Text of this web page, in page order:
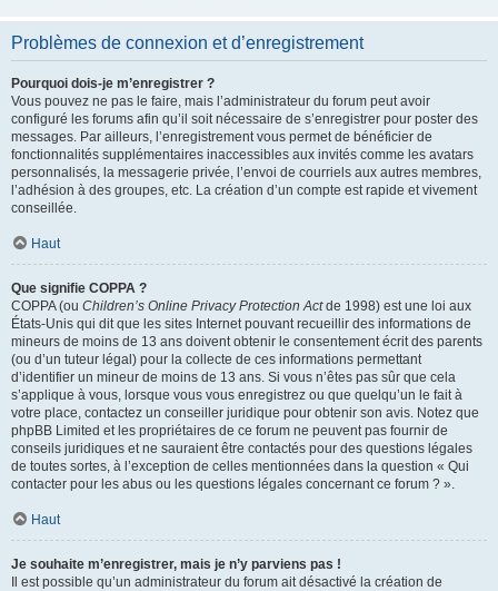
Problèmes de connexion et d’enregistrement
Pourquoi dois-je m’enregistrer ?
Vous pouvez ne pas le faire, mais l’administrateur du forum peut avoir
configuré les forums afin qu’il soit nécessaire de s’enregistrer pour poster des
messages. Par ailleurs, l’enregistrement vous permet de bénéficier de
fonctionnalités supplémentaires inaccessibles aux invités comme les avatars
personnalisés, la messagerie privée, l’envoi de courriels aux autres membres,
l’adhésion à des groupes, etc. La création d’un compte est rapide et vivement
conseillée.
Haut
Que signifie COPPA ?
COPPA (ou Children’s Online Privacy Protection Actde 1998) est une loi aux
États-Unis qui dit que les sites Internet pouvant recueillir des informations de
mineurs de moins de 13 ans doivent obtenir le consentement écrit des parents
(ou d’un tuteur légal) pour la collecte de ces informations permettant
d’identifier un mineur de moins de 13 ans. Si vous n’êtes pas sûr que cela
s’applique à vous, lorsque vous vous enregistrez ou que quelqu’un le fait à
votre place, contactez un conseiller juridique pour obtenir son avis. Notez que
phpBB Limited et les propriétaires de ce forum ne peuvent pas fournir de
conseils juridiques et ne sauraient être contactés pour des questions légales
de toutes sortes, à l’exception de celles mentionnées dans la question « Qui
contacter pour les abus ou les questions légales concernant ce forum ? ».
Haut
Je souhaite m’enregistrer, mais je n’y parviens pas !
Il est possible qu’un administrateur du forum ait désactivé la création de